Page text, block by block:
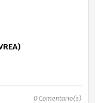
0Comentario(s)